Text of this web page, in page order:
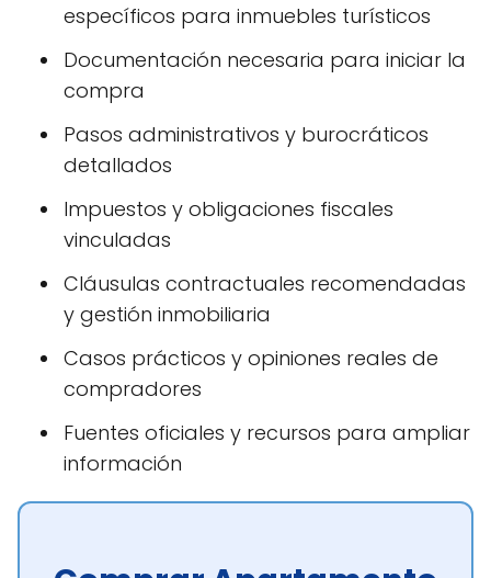
específicos para inmuebles turísticos
Documentación necesaria para iniciar la
compra
Pasos administrativos y burocráticos
detallados
Impuestos y obligaciones fiscales
vinculadas
Cláusulas contractuales recomendadas
y gestión inmobiliaria
Casos prácticos y opiniones reales de
compradores
Fuentes oficiales y recursos para ampliar
información